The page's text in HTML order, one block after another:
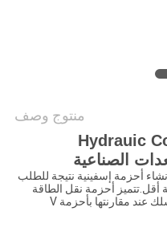
منتوج وصف
Hydrauic
أحزمة إسفينية نتيجة للطلب
أحزمة نقل الطاقة
هذه ببناء محسن للسلك ووضع مثالي للسلك عند مقارنتها بأحزمة V